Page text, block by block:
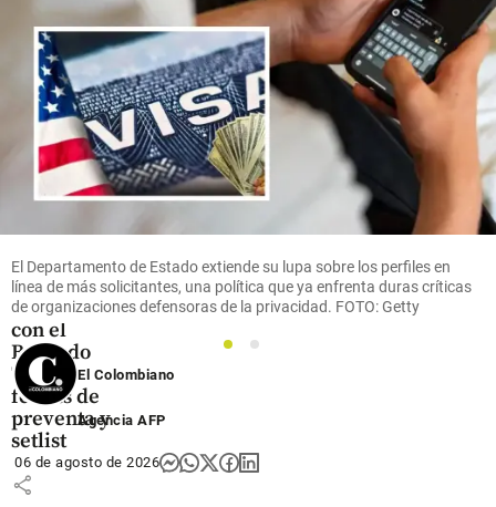
Música
Beéle
llega al
Arena de
Sabaneta
el 28 de
noviembre
con el
Borondo
Tour:
fechas de
preventa y
setlist
share
El Departamento de Estado extiende su lupa sobre los perfiles en
línea de más solicitantes, una política que ya enfrenta duras críticas
de organizaciones defensoras de la privacidad. FOTO: Getty
1
2
El Colombiano
Agencia AFP
06 de agosto de 2026